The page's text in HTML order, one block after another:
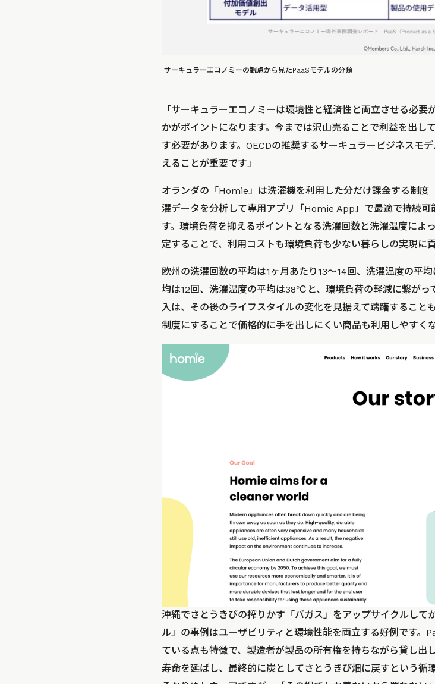
サーキュラーエコノミーの観点から見たPaaSモデルの分類
「サーキュラーエコノミーは環境性と経済性と両立させる必
かがポイントになります。今までは沢山売ることで利益を出し
す必要があります。OECDの推奨するサーキュラービジネスモ
えることが重要です」
オランダの「Homie」は洗濯機を利用した分だけ課金する制
濯データを分析して専用アプリ「Homie App」で最適で持続
す。環境負荷を抑えるポイントとなる洗濯回数と洗濯温度によ
定することで、利用コストも環境負荷も少ない暮らしの実現に貢
欧州の洗濯回数の平均は1ヶ月あたり13〜14回、洗濯温度の
均は12回、洗濯温度の平均は38℃と、環境負荷の軽減に繋がっ
入は、その後のライフスタイルの変化を見据えて躊躇すること
制度にすることで価格的に手を出しにくい商品も利用しやすく
沖縄でさとうきびの搾りかす「バガス」をアップサイクルして
ル」の事例はユーザビリティと環境性能を両立する好例です
ている点も特徴で、製造者が製品の所有権を持ちながら貸し出
寿命を延ばし、最終的に炭としてさとうきび畑に戻すという循